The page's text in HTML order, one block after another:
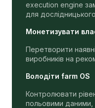
execution engine
для
Монетизувати
Перетворити
виробників на
Володіти farm OS
Контролювати
польовими даними,